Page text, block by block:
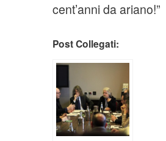
cent’anni da ariano!”
Post Collegati: